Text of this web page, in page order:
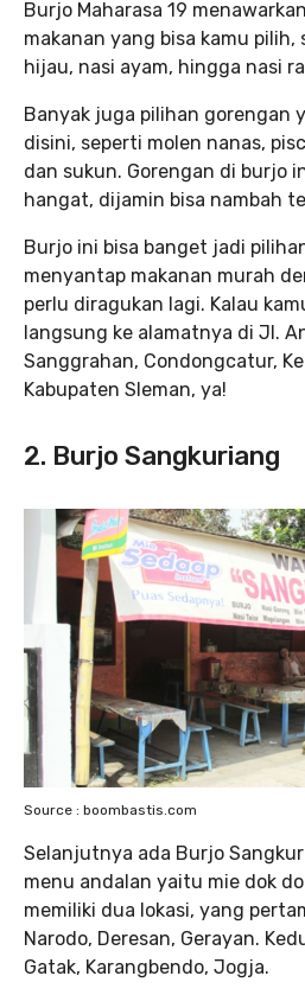
Burjo Maharasa 19
makanan yang bisa kamu
hijau, nasi ayam, hingga nasi
Banyak juga pilihan gorengan
disini, seperti molen nanas,
dan sukun. Gorengan di burjo
hangat, dijamin bisa nambah
Burjo ini bisa banget jadi
menyantap makanan murah
perlu diragukan lagi. Kalau
langsung ke alamatnya di Jl.
Sanggrahan, Condongcatur,
Kabupaten Sleman, ya!
2. Burjo Sangkuriang
Source : boombastis.com
Selanjutnya ada Burjo
menu andalan yaitu mie dok
memiliki dua lokasi, yang
Narodo, Deresan, Gerayan.
Gatak, Karangbendo, Jogja.